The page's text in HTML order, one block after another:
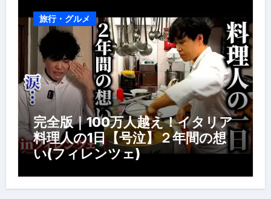
旅行・グルメ
完全版｜100万人越え！イタリア
料理人の1日【号泣】２年間の想
い(フィレンツェ)